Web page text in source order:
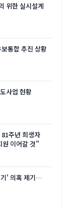
위한 실시설계
통합 추진 상황
사업 현황
주년 희생자
이어갈 것”
기' 의혹 제기…